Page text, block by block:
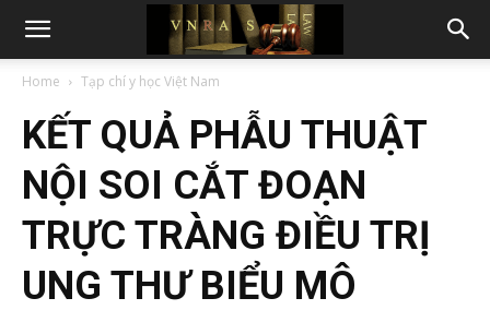
Home Tạp chí y học Việt Nam
KẾT QUẢ PHẪU THUẬT
NỘI SOI CẮT ĐOẠN
TRỰC TRÀNG ĐIỀU TRỊ
UNG THƯ BIỂU MÔ